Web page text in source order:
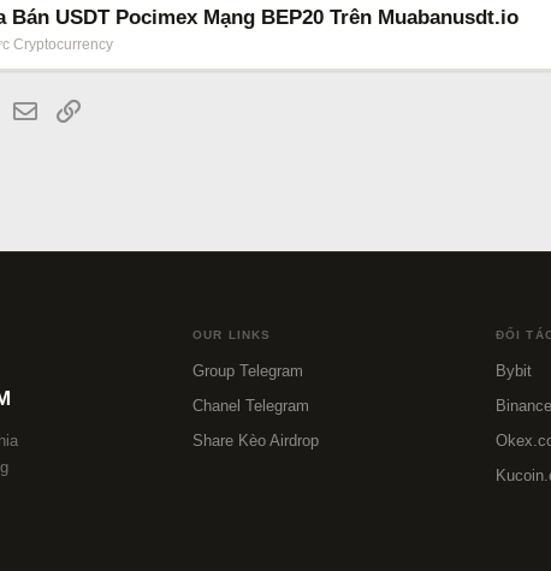
Bán USDT Pocimex Mạng BEP20 Trên Muabanusdt.io
Cryptocurrency
WhatsApp
Email
OUR LINKS
Group Telegram
Chanel Telegram
Share Kèo Airdrop
ĐỐI
Bybit